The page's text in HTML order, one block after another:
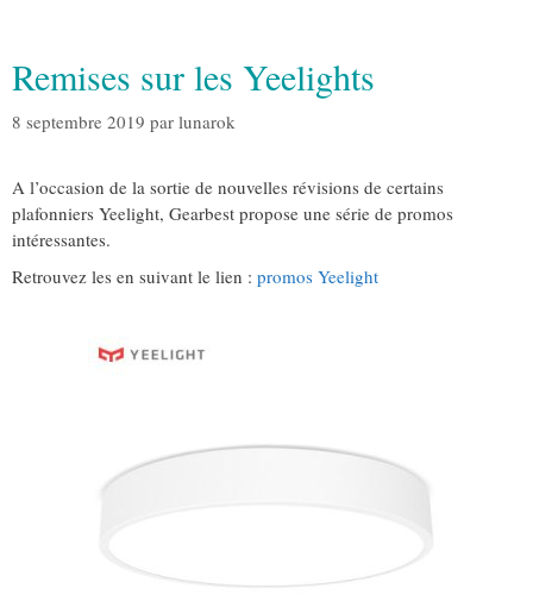
Remises sur les Yeelights
8 septembre 2019 par lunarok
A l’occasion de la sortie de nouvelles révisions de certains
plafonniers Yeelight, Gearbest propose une série de promos
intéressantes.
Retrouvez les en suivant le lien : promos Yeelight